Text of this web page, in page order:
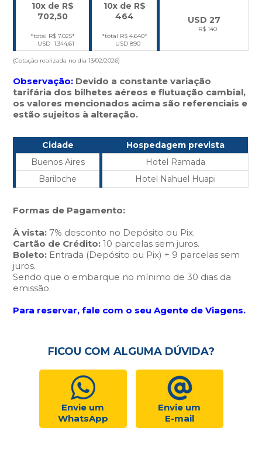
10x de R$
702,50
*total R$ 7.025*
USD 1.344,61
10x de R$
464
*total R$ 4.640*
USD 890
USD 27
R$ 140
(Cotação realizada no dia 13/02/2026)
Observação: Devido a constante variação
tarifária dos bilhetes aéreos e flutuação cambial,
os valores mencionados acima são referenciais e
estão sujeitos à alteração.
Cidade
Hospedagem prevista
Buenos Aires
Hotel Ramada
Bariloche
Hotel Nahuel Huapi
Formas de Pagamento:
À vista: 7% desconto no Depósito ou Pix.
Cartão de Crédito:10 parcelas sem juros.
Boleto: Entrada (Depósito ou Pix) + 9 parcelas sem
juros.
Sendo que o embarque no mínimo de 30 dias da
emissão.
Para reservar, fale com o seu Agente de Viagens.
FICOU COM ALGUMA DÚVIDA?
Envie um
WhatsApp
Envie um
E-mail